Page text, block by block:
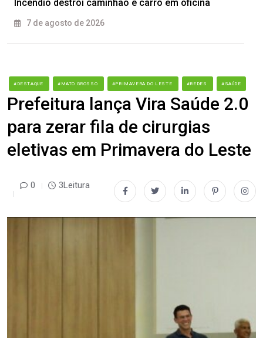
Incêndio destrói caminhão e carro em oficina
7 de agosto de 2026
#DESTAQUE #MATO GROSSO #PRIMAVERA DO LESTE #REDES #SAÚDE
Prefeitura lança Vira Saúde 2.0
para zerar fila de cirurgias
eletivas em Primavera do Leste
0 3Leitura